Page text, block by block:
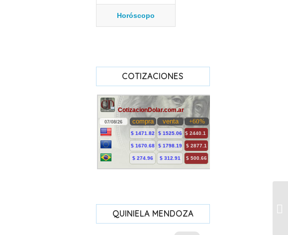
Horóscopo
COTIZACIONES
QUINIELA MENDOZA